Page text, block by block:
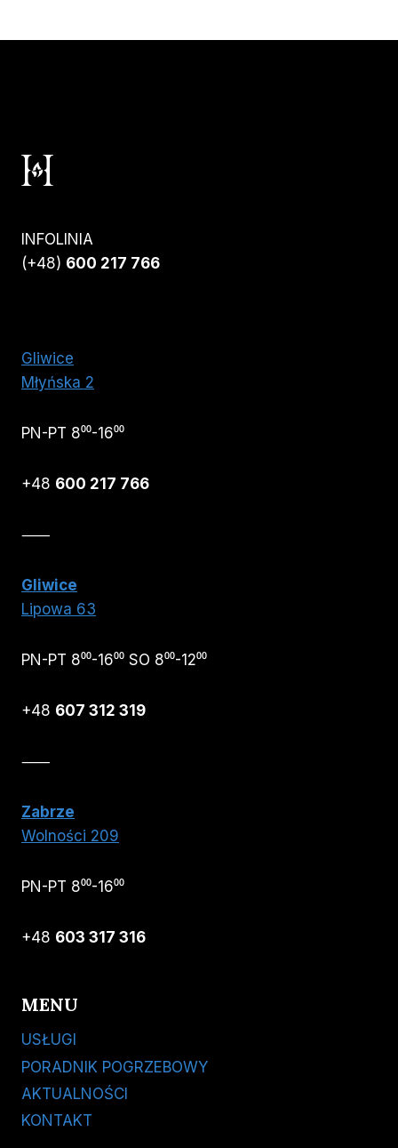
INFOLINIA
(+48) 600 217 766
Gliwice
Młyńska 2
PN-PT 8⁰⁰-16⁰⁰
+48 600 217 766
⸺
Gliwice
Lipowa 63
PN-PT 8⁰⁰-16⁰⁰ SO 8⁰⁰-12⁰⁰
+48 607 312 319
⸺
Zabrze
Wolności 209
PN-PT 8⁰⁰-16⁰⁰
+48 603 317 316
MENU
USŁUGI
PORADNIK POGRZEBOWY
AKTUALNOŚCI
KONTAKT